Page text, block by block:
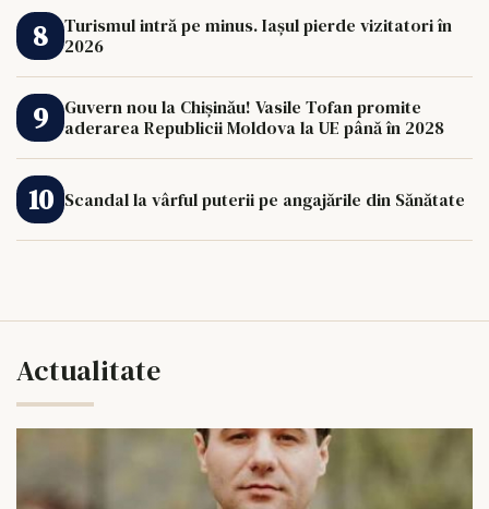
Turismul intră pe minus. Iașul pierde vizitatori în
2026
Guvern nou la Chișinău! Vasile Tofan promite
aderarea Republicii Moldova la UE până în 2028
Scandal la vârful puterii pe angajările din Sănătate
Actualitate